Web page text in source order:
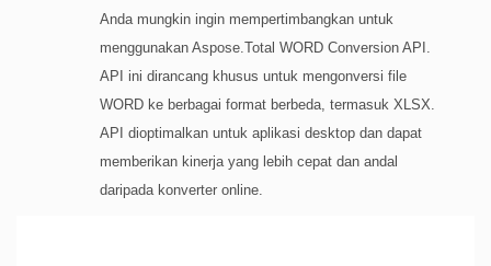
Anda mungkin ingin mempertimbangkan untuk
menggunakan Aspose.Total WORD Conversion API.
API ini dirancang khusus untuk mengonversi file
WORD ke berbagai format berbeda, termasuk XLSX.
API dioptimalkan untuk aplikasi desktop dan dapat
memberikan kinerja yang lebih cepat dan andal
daripada konverter online.